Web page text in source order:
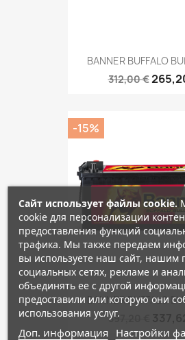
BANNER BUFFALO
312,00 €
BANNER BUFFALO
397,20 €
-15%
Сайт использует файлы cookie.
cookie для персонализации
предоставления функций
трафика. Мы также передаем
вы используете наш сайт, нашим
социальных сетях, рекламе и
объединять ее с другой
предоставили или которую они
использования услуг.
Доп. информация Настройки